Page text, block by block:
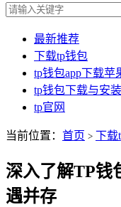
最新推荐
下载tp钱包
tp钱包app下载苹
tp钱包下载与安装
tp官网
当前位置： 首页 > 下载
深入了解TP钱
遇并存